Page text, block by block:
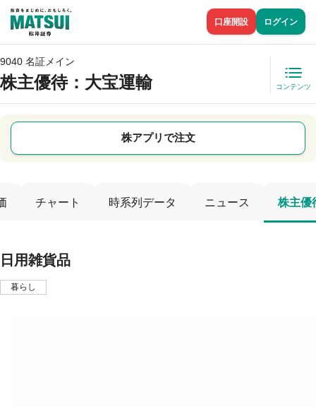
口座開設 ログイン
9040 名証メイン
株主優待：大宝運輸 コンテンツ
株アプリで注文
チャート 時系列データ ニュース 株主優
日用雑貨品
暮らし